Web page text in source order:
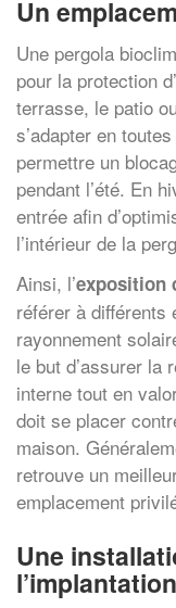
Un
Une pergola
pour la protection
terrasse, le patio
s’adapter en
permettre un
pendant l’été. En
entrée afin
l’intérieur de la
Ainsi, l’exposition
référer à différents
rayonnement
le but d’assurer la
interne tout en
doit se placer
maison.
retrouve un
emplacement
Une